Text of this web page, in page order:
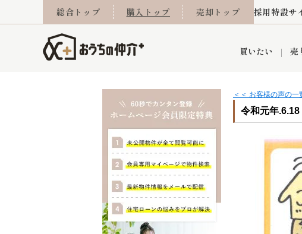
総合トップ 購入トップ 売却トップ 採用特設サ
買いたい
学区から探す 町名から
当社お預かり物件 グループ会社施工物件
売
売却査定実績 売却成功
住み替え 離婚 不動産買取
リフォーム事例
採用情報
小手指営業所 所沢営業所 東所沢営業所
マンションカタログ おうちパ
オンライン相談予約 売却査定
＜＜ お客様の声の一
令和元年